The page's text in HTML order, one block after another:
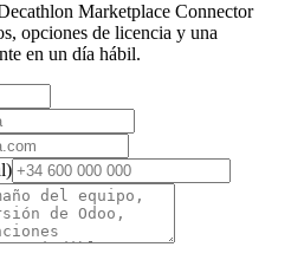
Marketplace Connector
opciones de licencia y una
en un día hábil.